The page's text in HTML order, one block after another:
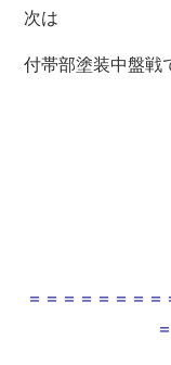
次は
付帯部塗装中盤戦
＝＝＝＝＝＝＝